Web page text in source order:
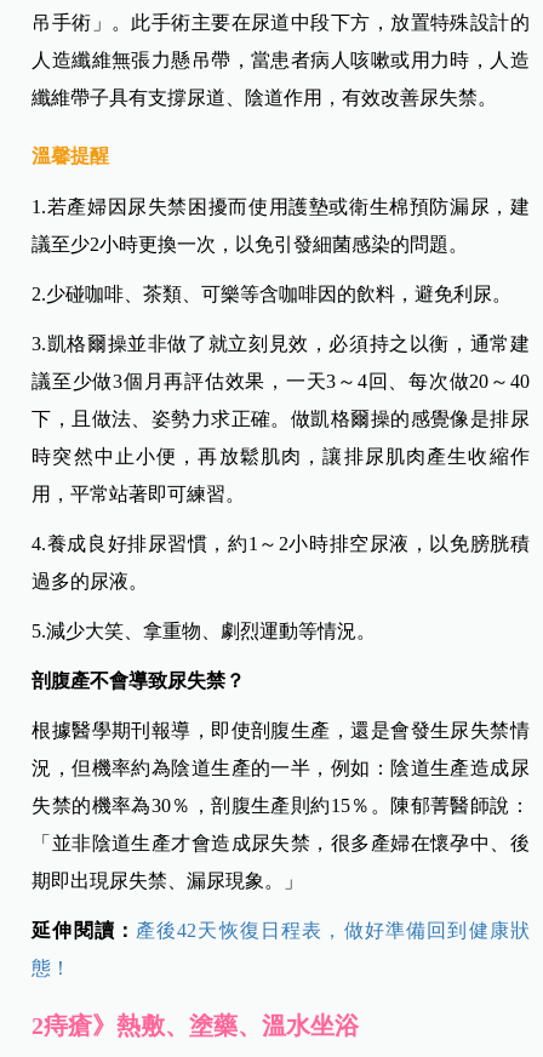
吊手術」。此手術主要在尿道中段下方，放置特殊設計的
人造纖維無張力懸吊帶，當患者病人咳嗽或用力時，人造
纖維帶子具有支撐尿道、陰道作用，有效改善尿失禁。
溫馨提醒
1.若產婦因尿失禁困擾而使用護墊或衛生棉預防漏尿，建
議至少2小時更換一次，以免引發細菌感染的問題。
2.少碰咖啡、茶類、可樂等含咖啡因的飲料，避免利尿。
3.凱格爾操並非做了就立刻見效，必須持之以衡，通常建
議至少做3個月再評估效果，一天3～4回、每次做20～40
下，且做法、姿勢力求正確。做凱格爾操的感覺像是排尿
時突然中止小便，再放鬆肌肉，讓排尿肌肉產生收縮作
用，平常站著即可練習。
4.養成良好排尿習慣，約1～2小時排空尿液，以免膀胱積
過多的尿液。
5.減少大笑、拿重物、劇烈運動等情況。
剖腹產不會導致尿失禁？
根據醫學期刊報導，即使剖腹生產，還是會發生尿失禁情
況，但機率約為陰道生產的一半，例如：陰道生產造成尿
失禁的機率為30％，剖腹生產則約15％。陳郁菁醫師說：
「並非陰道生產才會造成尿失禁，很多產婦在懷孕中、後
期即出現尿失禁、漏尿現象。」
延伸閱讀： 產後42天恢復日程表，做好準備回到健康狀
態！
2痔瘡》熱敷、塗藥、溫水坐浴